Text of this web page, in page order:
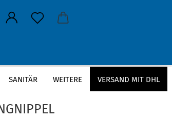
SANITÄR VERSAND MIT DHL
WEITERE